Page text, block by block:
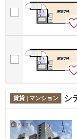
賃貸 | マンション シ